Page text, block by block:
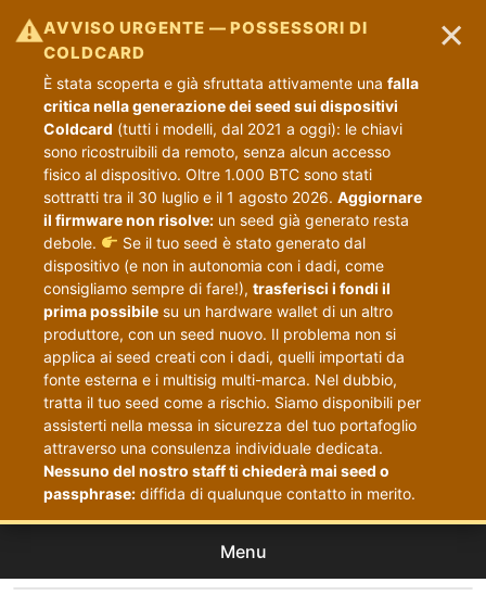
⚠AVVISO URGENTE — POSSESSORI DI
COLDCARD
È stata scoperta e già sfruttata attivamente una falla
critica nella generazione dei seed sui dispositivi
Coldcard (tutti i modelli, dal 2021 a oggi): le chiavi
sono ricostruibili da remoto, senza alcun accesso
fisico al dispositivo. Oltre 1.000 BTC sono stati
sottratti tra il 30 luglio e il 1 agosto 2026. Aggiornare
il firmware non risolve: un seed già generato resta
debole.
Se il tuo seed è stato generato dal
dispositivo (e non in autonomia con i dadi, come
consigliamo sempre di fare!), trasferisci i fondi il
prima possibile su un hardware wallet di un altro
produttore, con un seed nuovo. Il problema non si
applica ai seed creati con i dadi, quelli importati da
fonte esterna e i multisig multi-marca. Nel dubbio,
tratta il tuo seed come a rischio. Siamo disponibili per
assisterti nella messa in sicurezza del tuo portafoglio
attraverso una consulenza individuale dedicata.
Nessuno del nostro staff ti chiederà mai seed o
passphrase: diffida di qualunque contatto in merito.
×
Menu